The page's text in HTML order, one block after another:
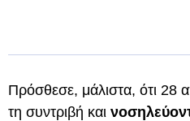
Πρόσθεσε, μάλιστα, ότι 28
τη συντριβή και